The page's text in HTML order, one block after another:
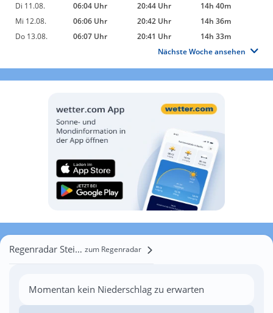
Di 11.08.
06:04 Uhr 20:44 Uhr
14h 40m
Mi 12.08.
06:06 Uhr 20:42 Uhr
14h 36m
Do 13.08.
06:07 Uhr 20:41 Uhr
14h 33m
Nächste Woche ansehen
Regenradar Steinbach zum Regenradar
Momentan kein Niederschlag zu erwarten